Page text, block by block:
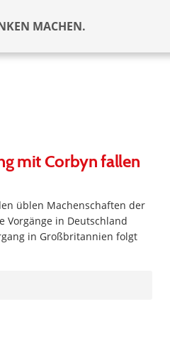
MACHEN.
mit Corbyn fallen
üblen Machenschaften der
Vorgänge in Deutschland
in Großbritannien folgt